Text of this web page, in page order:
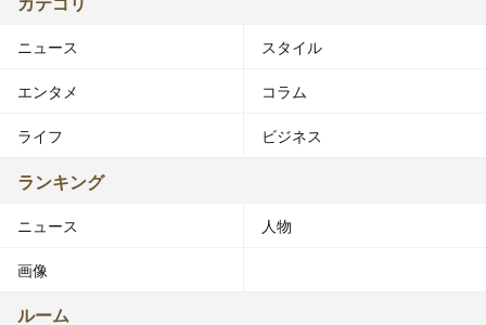
ニュース スタイル
エンタメ コラム
ライフ ビジネス
ランキング
ニュース 人物
画像
ルーム